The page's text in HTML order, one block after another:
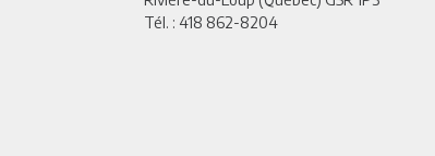
Tél. : 418 862-8204